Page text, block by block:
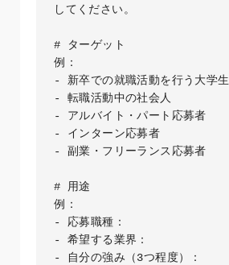
してください。
# ターゲット
例：
- 新卒での就職活動を行う大学生
- 転職活動中の社会人
- アルバイト・パート応募者
- インターン応募者
- 副業・フリーランス応募者
# 用途
例：
- 応募職種：
- 希望する業界：
- 自分の強み（3つ程度）：